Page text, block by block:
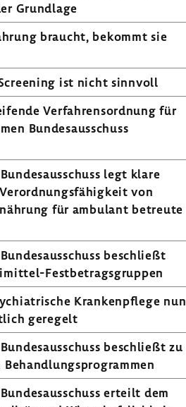
Grund­lage
braucht, bekommt sie
ist nicht sinn­voll
Verfah­rens­ord­nung für
Bundes­aus­schuss
legt klare
von
für ambu­lant betreute
beschließt
​Festbetragsgruppen
Kran­ken­pflege nun
gere­gelt
beschließt zu
erteilt dem